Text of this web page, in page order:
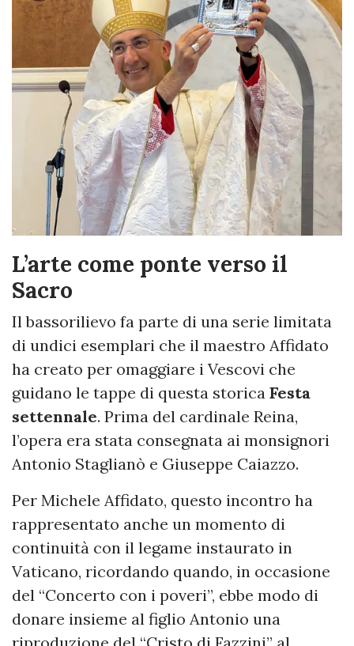
L’arte come ponte verso il
Sacro
Il bassorilievo fa parte di una serie limitata
di undici esemplari che il maestro Affidato
ha creato per omaggiare i Vescovi che
guidano le tappe di questa storica Festa
settennale. Prima del cardinale Reina,
l’opera era stata consegnata ai monsignori
Antonio Staglianò e Giuseppe Caiazzo.
Per Michele Affidato, questo incontro ha
rappresentato anche un momento di
continuità con il legame instaurato in
Vaticano, ricordando quando, in occasione
del “Concerto con i poveri”, ebbe modo di
donare insieme al figlio Antonio una